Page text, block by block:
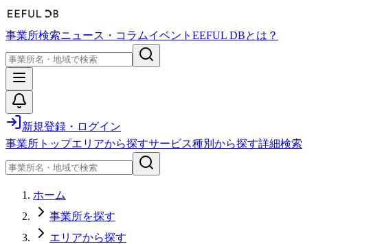
事業所検索ニュース・コラムイベント EEFUL DBとは？
新規登録・ログイン
事業所トップエリアから探すサービス種別から探す詳細検索
ホーム
事業所を探す
エリアから探す